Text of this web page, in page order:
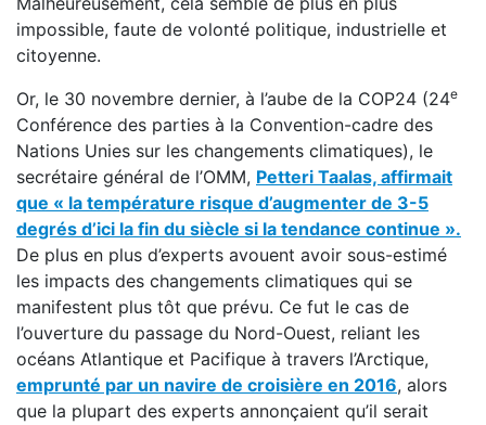
impossible, faute de volonté politique, industrielle et
citoyenne.
Or, le 30 novembre dernier, à l’aube de la COP24 (24e
Conférence des parties à la Convention-cadre des
Nations Unies sur les changements climatiques), le
secrétaire général de l’OMM, Petteri Taalas, affirmait
que « la température risque d’augmenter de 3-5
degrés d’ici la fin du siècle si la tendance continue ».
De plus en plus d’experts avouent avoir sous-estimé
les impacts des changements climatiques qui se
manifestent plus tôt que prévu. Ce fut le cas de
l’ouverture du passage du Nord-Ouest, reliant les
océans Atlantique et Pacifique à travers l’Arctique,
emprunté par un navire de croisière en 2016, alors
que la plupart des experts annonçaient qu’il serait